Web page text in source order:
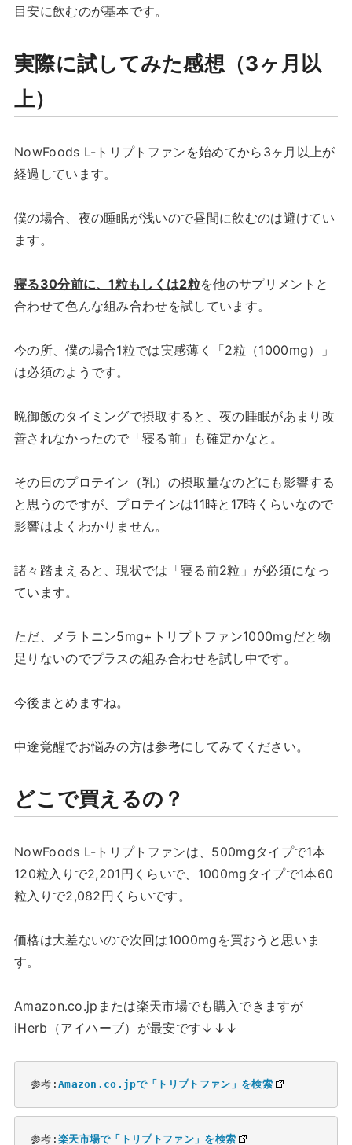
目安に飲むのが基本です。
実際に試してみた感想（3ヶ月以
上）
NowFoods L-トリプトファンを始めてから3ヶ月以上が
経過しています。
僕の場合、夜の睡眠が浅いので昼間に飲むのは避けてい
ます。
寝る30分前に、1粒もしくは2粒を他のサプリメントと
合わせて色んな組み合わせを試しています。
今の所、僕の場合1粒では実感薄く「2粒（1000mg）」
は必須のようです。
晩御飯のタイミングで摂取すると、夜の睡眠があまり改
善されなかったので「寝る前」も確定かなと。
その日のプロテイン（乳）の摂取量なのどにも影響する
と思うのですが、プロテインは11時と17時くらいなので
影響はよくわかりません。
諸々踏まえると、現状では「寝る前2粒」が必須になっ
ています。
ただ、メラトニン5mg+トリプトファン1000mgだと物
足りないのでプラスの組み合わせを試し中です。
今後まとめますね。
中途覚醒でお悩みの方は参考にしてみてください。
どこで買えるの？
NowFoods L-トリプトファンは、500mgタイプで1本
120粒入りで2,201円くらいで、1000mgタイプで1本60
粒入りで2,082円くらいです。
価格は大差ないので次回は1000mgを買おうと思いま
す。
Amazon.co.jpまたは楽天市場でも購入できますが
iHerb（アイハーブ）が最安です↓↓↓
参考: Amazon.co.jpで「トリプトファン」を検索
参考: 楽天市場で「トリプトファン」を検索